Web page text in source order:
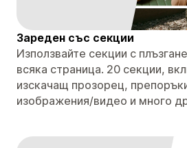
Зареден със секции
Използвайте секции с
всяка страница. 20 секции,
изскачащ прозорец,
изображения/видео и много